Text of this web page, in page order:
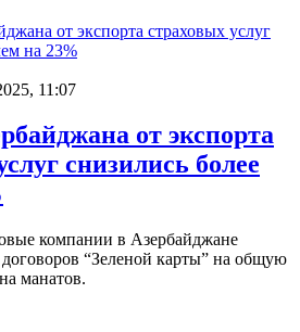
11:07
от экспорта
снизились более
компании в Азербайджане
“Зеленой карты” на общую
манатов.